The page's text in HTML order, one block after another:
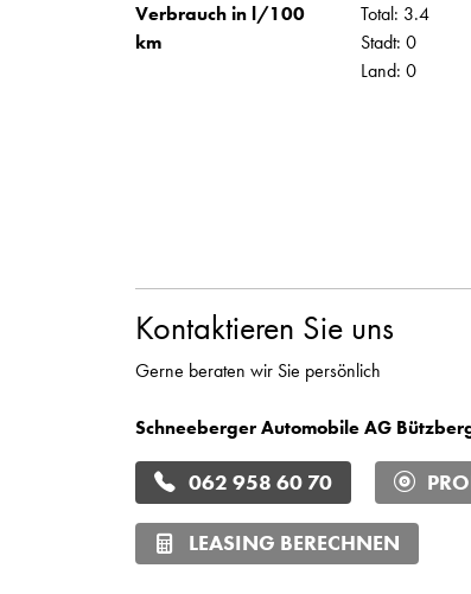
Verbrauch in l/100
km
Total: 3.4
Stadt: 0
Land: 0
Kontaktieren Sie uns
Gerne beraten wir Sie persönlich
Schneeberger Automobile AG
062 958 60 70
LEASING BERECHNEN